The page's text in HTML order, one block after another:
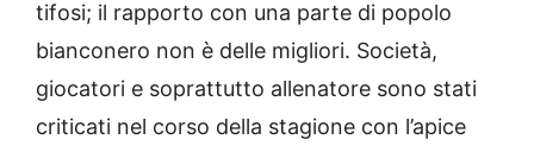
tifosi; il rapporto con una parte di popolo
bianconero non è delle migliori. Società,
giocatori e soprattutto allenatore sono stati
criticati nel corso della stagione con l’apice